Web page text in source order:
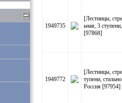
1949735
[Лестницы,
ьная, 3
[97868]
1949772
[Лестницы,
тупени,
Россия [97954]